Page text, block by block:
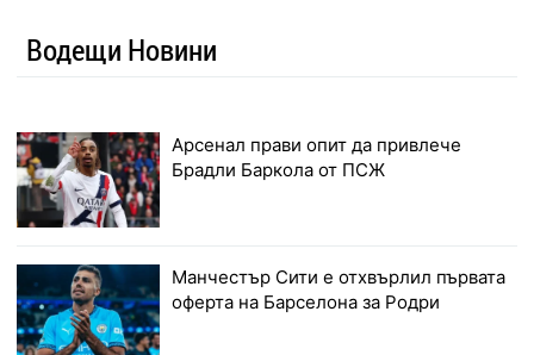
Водещи Новини
Арсенал прави опит да привлече
Брадли Баркола от ПСЖ
Манчестър Сити е отхвърлил първата
оферта на Барселона за Родри